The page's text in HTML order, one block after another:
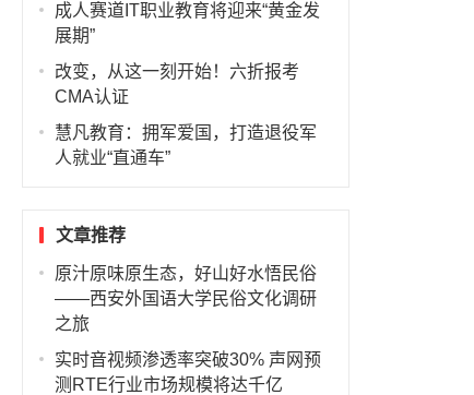
成人赛道IT职业教育将迎来“黄金发
展期”
改变，从这一刻开始！六折报考
CMA认证
慧凡教育：拥军爱国，打造退役军
人就业“直通车”
文章推荐
原汁原味原生态，好山好水悟民俗
——西安外国语大学民俗文化调研
之旅
实时音视频渗透率突破30% 声网预
测RTE行业市场规模将达千亿